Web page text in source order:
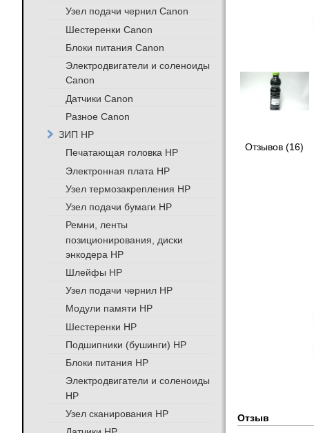
Отзывов (16)
Отзыв
Узел подачи чернил Canon
Шестеренки Canon
Блоки питания Canon
Электродвигатели и соленоиды
Canon
Датчики Canon
Разное Canon
ЗИП HP
Печатающая головка HP
Электронная плата HP
Узел термозакрепления HP
Узел подачи бумаги HP
Ремни, ленты
позиционирования, диски
энкодера HP
Шлейфы HP
Узел подачи чернил HP
Модули памяти HP
Шестеренки HP
Подшипники (бушинги) HP
Блоки питания HP
Электродвигатели и соленоиды
HP
Узел сканирования HP